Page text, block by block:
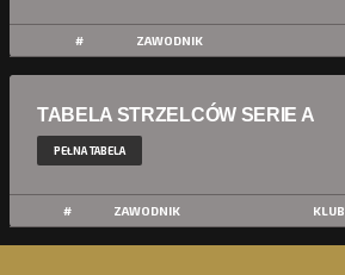
# ZAWODNIK
TABELA STRZELCÓW SERIE A
PEŁNA TABELA
# ZAWODNIK KLUB